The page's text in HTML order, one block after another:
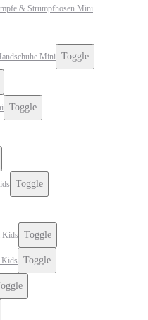
& Strumpfhosen Mini
Mini Toggle
Toggle
Toggle
Kids Toggle
Kids Toggle